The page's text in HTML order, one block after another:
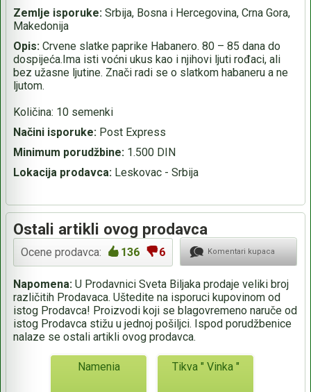
Zemlje isporuke: Srbija, Bosna i Hercegovina, Crna Gora,
Makedonija
Opis: Crvene slatke paprike Habanero. 80 – 85 dana do
dospijeća.Ima isti voćni ukus kao i njihovi ljuti rođaci, ali
bez užasne ljutine. Znači radi se o slatkom habaneru a ne
ljutom.
Količina: 10 semenki
Načini isporuke: Post Express
Minimum porudžbine: 1.500 DIN
Lokacija prodavca: Leskovac - Srbija
Ostali artikli ovog prodavca
Ocene prodavca: 136 6 Komentari kupaca
Napomena: U Prodavnici Sveta Biljaka prodaje veliki broj
različitih Prodavaca. Uštedite na isporuci kupovinom od
istog Prodavca! Proizvodi koji se blagovremeno naruče od
istog Prodavca stižu u jednoj pošiljci. Ispod porudžbenice
nalaze se ostali artikli ovog prodavca.
Namenia Tikva " Vinka "